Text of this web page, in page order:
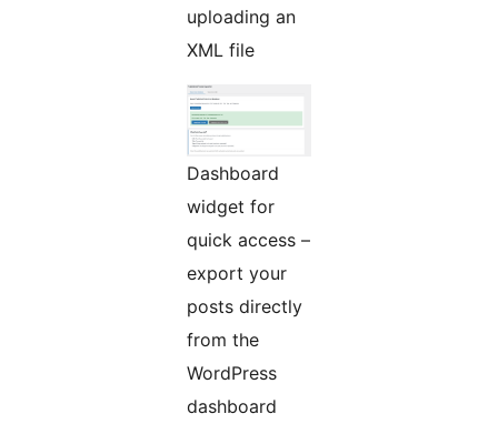
uploading an
XML file
Dashboard
widget for
quick access –
export your
posts directly
from the
WordPress
dashboard